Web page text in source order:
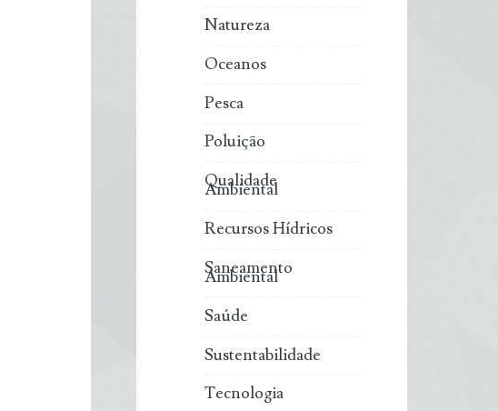
Natureza
Oceanos
Pesca
Poluição
Qualidade
Ambiental
Recursos Hídricos
Saneamento
Ambiental
Saúde
Sustentabilidade
Tecnologia